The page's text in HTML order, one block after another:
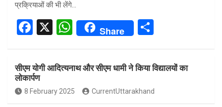
प्रक्रियाओं की भी लेंगे…
F
ce
b
o
X
W
s
A
Share
ar
e
सीएम योगी आदित्यनाथ और सीएम धामी ने किया विद्यालयों का
लोकार्पण
8 February 2025 CurrentUttarakhand